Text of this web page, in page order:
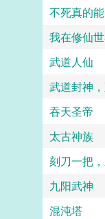
不死真的
我在修仙
武道人仙
武道封神
吞天圣帝
太古神族
刻刀一把
九阳武神
混沌塔